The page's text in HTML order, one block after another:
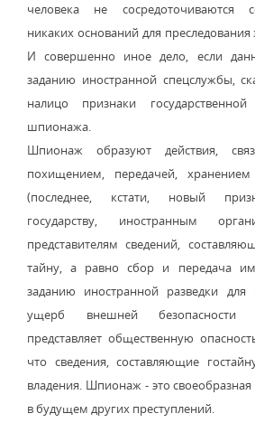
человека не сосредоточиваются
никаких оснований для
И совершенно иное дело, если
заданию иностранной спецслужбы,
налицо признаки
шпионажа.
Шпионаж образуют действия,
похищением, передачей,
(последнее, кстати, новый
государству, иностранным
представителям сведений,
тайну, а равно сбор и передача
заданию иностранной разведки для
ущерб внешней безопасности
представляет общественную
что сведения, составляющие
владения. Шпионаж - это
в будущем других преступлений.